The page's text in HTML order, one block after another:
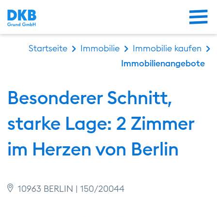
Startseite Immobilie
Immobilie kaufen
Immobilienangebote
Besonderer Schnitt,
starke Lage: 2 Zimmer
im Herzen von Berlin
10963 BERLIN | 150/20044